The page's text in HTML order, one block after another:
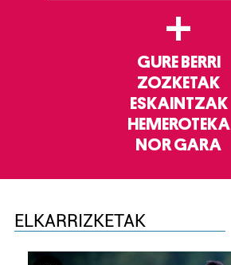
+
GURE BERRI
ZOZKETAK
ESKAINTZAK
HEMEROTEKA
NOR GARA
ELKARRIZKETAK